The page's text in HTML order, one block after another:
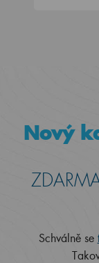
Nový
Schválně se